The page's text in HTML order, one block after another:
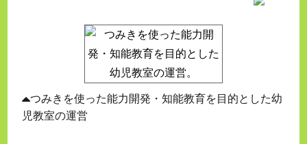
つみきを使った能力開発・知能教育を目的とした幼
児教室の運営